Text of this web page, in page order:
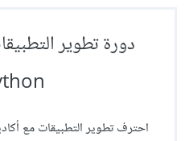
دورة تطوير
احترف تطوير التطبيقات مع